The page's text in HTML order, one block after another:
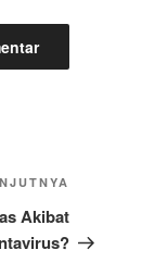
Selanjutnya
Akibat